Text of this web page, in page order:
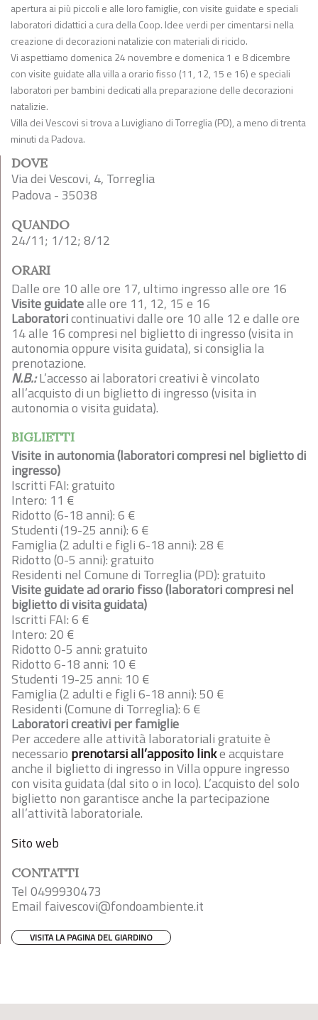
apertura ai più piccoli e alle loro famiglie, con visite guidate e speciali
laboratori didattici a cura della Coop. Idee verdi per cimentarsi nella
creazione di decorazioni natalizie con materiali di riciclo.
Vi aspettiamo domenica 24 novembre e domenica 1 e 8 dicembre
con visite guidate alla villa a orario fisso (11, 12, 15 e 16) e speciali
laboratori per bambini dedicati alla preparazione delle decorazioni
natalizie.
Villa dei Vescovi si trova a Luvigliano di Torreglia (PD), a meno di trenta
minuti da Padova.
DOVE
Via dei Vescovi, 4, Torreglia
Padova - 35038
QUANDO
24/11; 1/12; 8/12
ORARI
Dalle ore 10 alle ore 17, ultimo ingresso alle ore 16
Visite guidatealle ore 11, 12, 15 e 16
Laboratoricontinuativi dalle ore 10 alle 12 e dalle ore
14 alle 16 compresi nel biglietto di ingresso (visita in
autonomia oppure visita guidata), si consiglia la
prenotazione.
N.B.:L’accesso ai laboratori creativi è vincolato
all’acquisto di un biglietto di ingresso (visita in
autonomia o visita guidata).
BIGLIETTI
Visite in autonomia (laboratori compresi nel biglietto di
ingresso)
Iscritti FAI: gratuito
Intero: 11 €
Ridotto (6-18 anni): 6 €
Studenti (19-25 anni): 6 €
Famiglia (2 adulti e figli 6-18 anni): 28 €
Ridotto (0-5 anni): gratuito
Residenti nel Comune di Torreglia (PD): gratuito
Visite guidate ad orario fisso (laboratori compresi nel
biglietto di visita guidata)
Iscritti FAI: 6 €
Intero: 20 €
Ridotto 0-5 anni: gratuito
Ridotto 6-18 anni: 10 €
Studenti 19-25 anni: 10 €
Famiglia (2 adulti e figli 6-18 anni): 50 €
Residenti (Comune di Torreglia): 6 €
Laboratori creativi per famiglie
Per accedere alle attività laboratoriali gratuite è
necessario prenotarsi all’apposito linke acquistare
anche il biglietto di ingresso in Villa oppure ingresso
con visita guidata (dal sito o in loco). L’acquisto del solo
biglietto non garantisce anche la partecipazione
all’attività laboratoriale.
Sito web
CONTATTI
Tel 0499930473
Email faivescovi@fondoambiente.it
VISITA LA PAGINA DEL GIARDINO